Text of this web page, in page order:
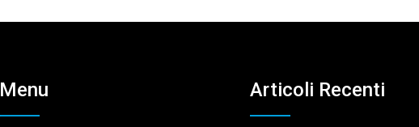
Menu Articoli Recenti